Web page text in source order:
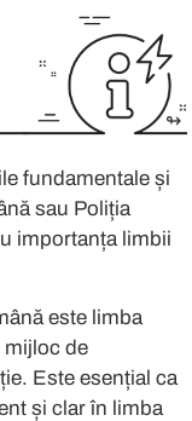
↬
Limba
de
4.432
este
fundamentale și
sau Poliția
importanța limbii
este limba
mijloc de
Este esențial ca
și clar în limba